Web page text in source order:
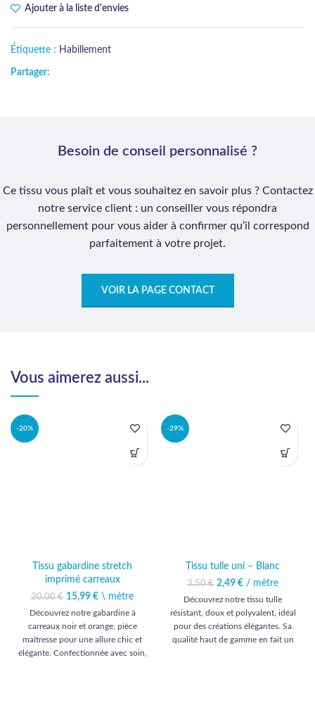
Ajouter à la liste d'envies
Étiquette : Habillement
Partager:
Besoin de conseil personnalisé ?
Ce tissu vous plaît et vous souhaitez en savoir plus ? Contactez
notre service client : un conseiller vous répondra
personnellement pour vous aider à confirmer qu’il correspond
parfaitement à votre projet.
VOIR LA PAGE CONTACT
Vous aimerez aussi...
-20%
Tissu gabardine stretch
imprimé carreaux
20,00€
Le prix initial était :
20,00 €.
15,99 €
Le prix
actuel est :
15,99 €.
\ mètre
Découvrez notre gabardine à
carreaux noir et orange, pièce
maîtresse pour une allure chic et
élégante. Confectionnée avec soin,
-29%
Tissu tulle uni – Blanc
3,50€
Le prix initial était :
3,50 €.
2,49 € Le prix actuel
est : 2,49 €.
/ mètre
Découvrez notre tissu tulle
résistant, doux et polyvalent, idéal
pour des créations élégantes. Sa
qualité haut de gamme en fait un